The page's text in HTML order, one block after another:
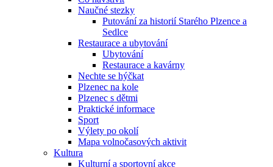
Naučné stezky
Putování za historií Starého Plzence a
Sedlce
Restaurace a ubytování
Ubytování
Restaurace a kavárny
Nechte se hýčkat
Plzenec na kole
Plzenec s dětmi
Praktické informace
Sport
Výlety po okolí
Mapa volnočasových aktivit
Kultura
Kulturní a sportovní akce